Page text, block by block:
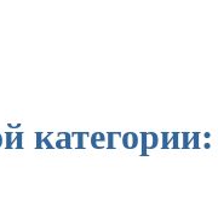
категории: